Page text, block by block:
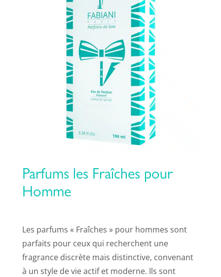
Parfums les Fraîches pour
Homme
Les parfums « Fraîches » pour hommes sont
parfaits pour ceux qui recherchent une
fragrance discrète mais distinctive, convenant
à un style de vie actif et moderne. Ils sont